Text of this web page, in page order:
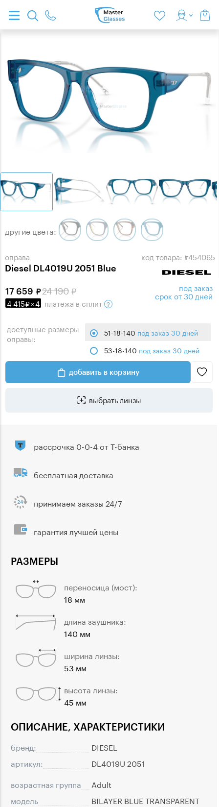
оправа
Diesel DL4019U 2051 Blue
код товара: #454065
другие цвета:
24 190
17 659
4 415 ×4 платежа в сплит
под заказ
срок от 30 дней
доступные размеры
оправы:
51-18-140 под заказ 30 дней
53-18-140 под заказ 30 дней
добавить в корзину
выбрать линзы
ОПИСАНИЕ, ХАРАКТЕРИСТИКИ
бренд:
DIESEL
артикул:
DL4019U 2051
возрастная группа
Adult
модель
BILAYER BLUE TRANSPARENT
РАЗМЕРЫ
переносица (мост):
18 мм
длина заушника:
140 мм
ширина линзы:
53 мм
высота линзы:
45 мм
рассрочка 0-0-4 от Т-банка
бесплатная доставка
принимаем заказы 24/7
гарантия лучшей цены